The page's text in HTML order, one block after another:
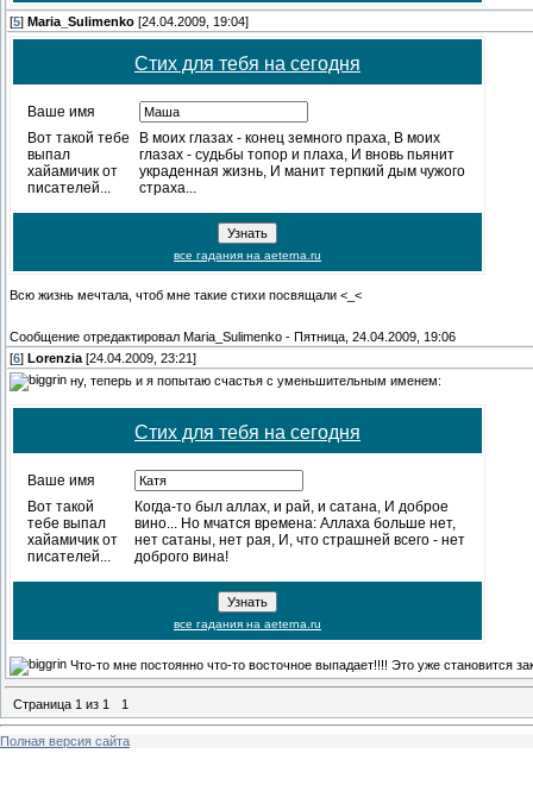
[5] Maria_Sulimenko [24.04.2009, 19:04]
Стих для тебя на сегодня
Ваше имя
Вот такой тебе
выпал
хайамичик от
писателей...
В моих глазах - конец земного праха, В моих
глазах - судьбы топор и плаха, И вновь пьянит
украденная жизнь, И манит терпкий дым чужого
страха...
все гадания на aeterna.ru
Всю жизнь мечтала, чтоб мне такие стихи посвящали <_<
Сообщение отредактировал Maria_Sulimenko - Пятница, 24.04.2009, 19:06
[6] Lorenzia [24.04.2009, 23:21]
ну, теперь и я попытаю счастья с уменьшительным именем:
Стих для тебя на сегодня
Ваше имя
Вот такой
тебе выпал
хайамичик от
писателей...
Когда-то был аллах, и рай, и сатана, И доброе
вино... Но мчатся времена: Аллаха больше нет,
нет сатаны, нет рая, И, что страшней всего - нет
доброго вина!
все гадания на aeterna.ru
Что-то мне постоянно что-то восточное выпадает!!!! Это уже становится
Страница 1 из 1 1
Полная версия сайта